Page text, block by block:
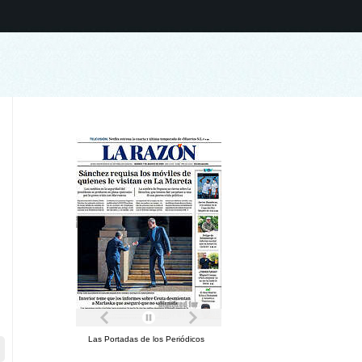
Las Portadas de los Periódicos